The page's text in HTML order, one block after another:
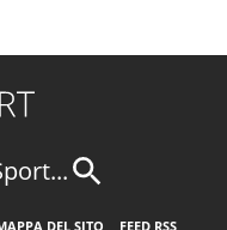
DEL SITO FEED RSS